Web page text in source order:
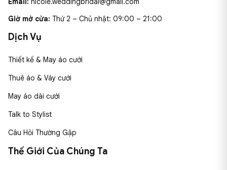
Giờ mở cửa: Thứ 2 – Chủ nhật: 09:00 – 21:00
Dịch Vụ
Thiết kế & May áo cưới
Thuê áo & Váy cưới
May áo dài cưới
Talk to Stylist
Câu Hỏi Thường Gặp
Thế Giới Của Chúng Ta